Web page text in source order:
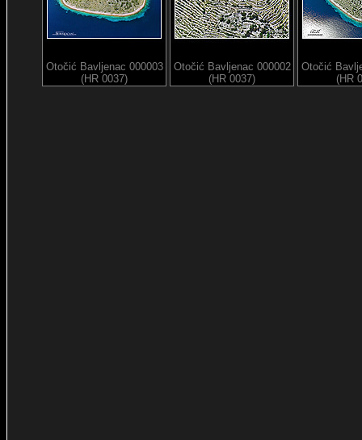
Otočić Bavljenac 000003
(HR 0037)
Otočić Bavljenac 000002
(HR 0037)
Otočić
(HR